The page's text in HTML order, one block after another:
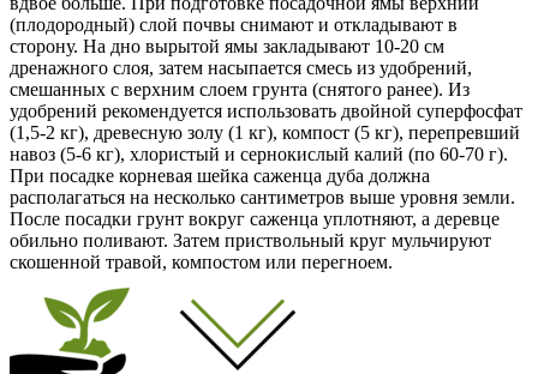
(плодородный) слой почвы снимают и откладывают в
сторону. На дно вырытой ямы закладывают 10-20 см
дренажного слоя, затем насыпается смесь из удобрений,
смешанных с верхним слоем грунта (снятого ранее). Из
удобрений рекомендуется использовать двойной суперфосфат
(1,5-2 кг), древесную золу (1 кг), компост (5 кг), перепревший
навоз (5-6 кг), хлористый и сернокислый калий (по 60-70 г).
При посадке корневая шейка саженца дуба должна
располагаться на несколько сантиметров выше уровня земли.
После посадки грунт вокруг саженца уплотняют, а деревце
обильно поливают. Затем приствольный круг мульчируют
скошенной травой, компостом или перегноем.